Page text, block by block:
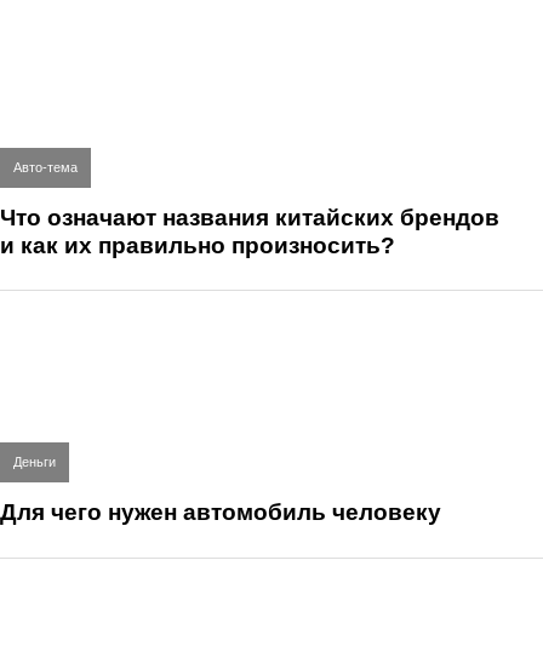
Авто-тема
Что означают названия китайских брендов
и как их правильно произносить?
Деньги
Для чего нужен автомобиль человеку